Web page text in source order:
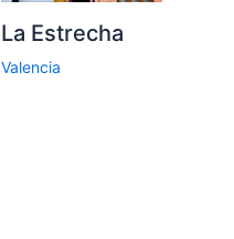
La Estrecha
Valencia